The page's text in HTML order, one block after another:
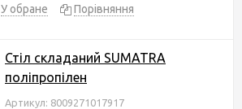
У обране
Порівняння
Стіл складаний SUMATRA
поліпропілен
Артикул: 8009271017917